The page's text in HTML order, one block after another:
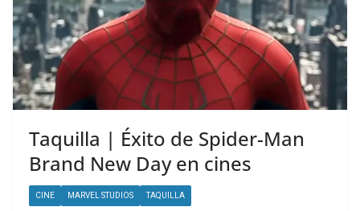
Taquilla | Éxito de Spider-Man
Brand New Day en cines
CINE MARVEL STUDIOS TAQUILLA